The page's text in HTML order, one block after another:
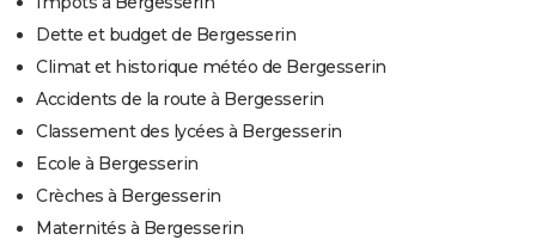
Dette et budget de Bergesserin
Climat et historique météo de Bergesserin
Accidents de la route à Bergesserin
Classement des lycées à Bergesserin
Ecole à Bergesserin
Crèches à Bergesserin
Maternités à Bergesserin